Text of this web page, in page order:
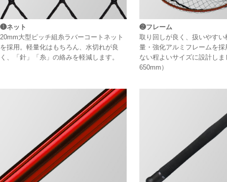
❶ネット
20mm大型ピッチ組糸ラバーコートネット
を採用。軽量化はもちろん、水切れが良
く、「針」「糸」の絡みを軽減します。
❷フレーム
取り回しが良く、扱いやすい
量・強化アルミフレームを採
ない程よいサイズに設計し
650mm）